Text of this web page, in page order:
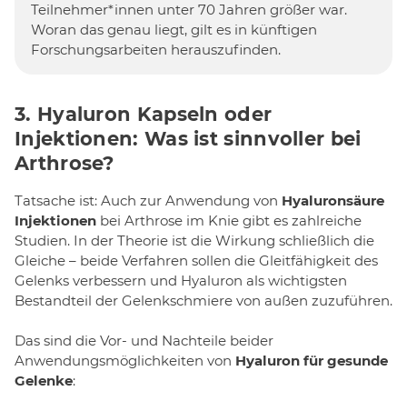
Teilnehmer*innen unter 70 Jahren größer war.
Woran das genau liegt, gilt es in künftigen
Forschungsarbeiten herauszufinden.
3. Hyaluron Kapseln oder
Injektionen: Was ist sinnvoller bei
Arthrose?
Tatsache ist: Auch zur Anwendung von Hyaluronsäure
Injektionen bei Arthrose im Knie gibt es zahlreiche
Studien. In der Theorie ist die Wirkung schließlich die
Gleiche – beide Verfahren sollen die Gleitfähigkeit des
Gelenks verbessern und Hyaluron als wichtigsten
Bestandteil der Gelenkschmiere von außen zuzuführen.
Das sind die Vor- und Nachteile beider
Anwendungsmöglichkeiten von Hyaluron für gesunde
Gelenke: